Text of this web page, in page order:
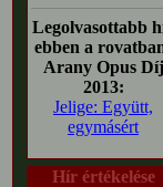
Legolvasottabb
ebben a
Arany Opus Díj
2013:
Jelige: Együtt,
egymásért
Hír értékelése